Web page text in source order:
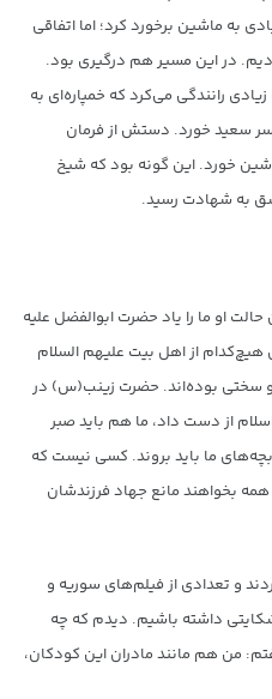
به ماشین برخورد کرد؛ اما اتفاقی
در این مسیر هم درگیری بود.
رانندگی می‌کرد که خمپاره‌ای به
سعید خورد. دستش از فرمان
خورد. این گونه بود که شیخ
به شهادت رسید.
او ما را یاد حضرت ابوالفضل علیه
هیچ‌کدام از اهل بیت علیهم السلام
سختی بوده‌اند. حضرت زینب(س) در
از دست داد، ما هم باید صبر
بچه‌های ما باید بروند. کسی نیست که
بخواهند مانع جهاد فرزندشان
و تعدادی از فیلم‌های سوریه و
داشته باشیم. دیدم که چه
من هم مانند مادران این کودکان،